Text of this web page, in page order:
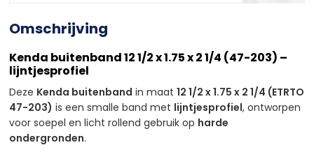
Omschrijving
Kenda buitenband 12 1/2 x 1.75 x 2 1/4 (47-203) –
lijntjesprofiel
Deze Kenda buitenband in maat 12 1/2 x 1.75 x 2 1/4 (ETRTO
47-203) is een smalle band met lijntjesprofiel, ontworpen
voor soepel en licht rollend gebruik op harde
ondergronden.